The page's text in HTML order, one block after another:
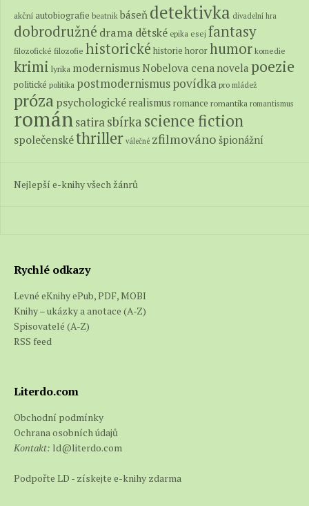
akční autobiografie beatnik báseň detektivka divadelní hra
dobrodružné drama dětské epika esej fantasy
filozofické filozofie historické historie hororhumor komedie
krimi lyrika modernismus Nobelova cena novela poezie
politické politika postmodernismuspovídka pro mládež
prózapsychologické realismus romance romantika romantismus
románsatirasbírka science fiction
společenskéthriller válečné zfilmováno špionážní
Nejlepší e-knihy všech žánrů
Rychlé odkazy
Levné eKnihy ePub, PDF, MOBI
Knihy – ukázky a anotace (A-Z)
Spisovatelé (A-Z)
RSS feed
Literdo.com
Obchodní podmínky
Ochrana osobních údajů
Kontakt: ld@literdo.com
Podpořte LD - získejte e-knihy zdarma